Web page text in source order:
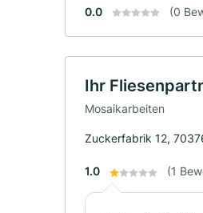
0.0 (0
Ihr
Mosaikarbeiten
Zuckerfabrik 12,
1.0 (1